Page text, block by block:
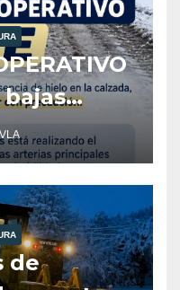
bajas
la
en la
a la
las
circular.
de